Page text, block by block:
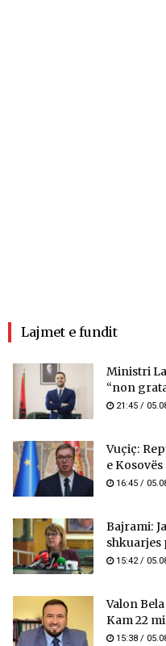
Lajmet e fundit
Ministri
“non
21:45 /
Vuçiç:
e
16:45 /
Bajrami:
shkuarjes
15:42 /
Valon
Kam 22
15:38 /